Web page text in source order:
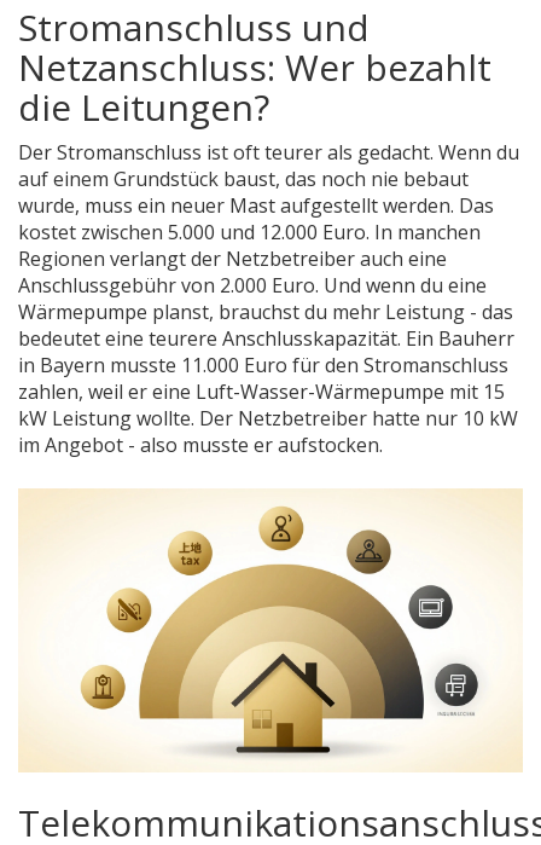
Stromanschluss und
Netzanschluss: Wer bezahlt
die Leitungen?
Der Stromanschluss ist oft teurer als gedacht. Wenn du
auf einem Grundstück baust, das noch nie bebaut
wurde, muss ein neuer Mast aufgestellt werden. Das
kostet zwischen 5.000 und 12.000 Euro. In manchen
Regionen verlangt der Netzbetreiber auch eine
Anschlussgebühr von 2.000 Euro. Und wenn du eine
Wärmepumpe planst, brauchst du mehr Leistung - das
bedeutet eine teurere Anschlusskapazität. Ein Bauherr
in Bayern musste 11.000 Euro für den Stromanschluss
zahlen, weil er eine Luft-Wasser-Wärmepumpe mit 15
kW Leistung wollte. Der Netzbetreiber hatte nur 10 kW
im Angebot - also musste er aufstocken.